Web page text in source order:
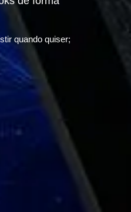
quando quiser;